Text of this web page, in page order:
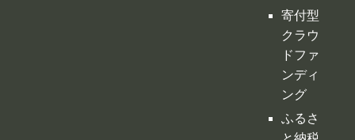
ドファ
ンディ
ング
寄付型
クラウ
ドファ
ンディ